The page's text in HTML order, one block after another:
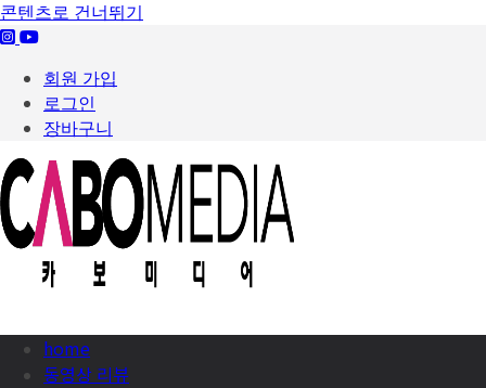
콘텐츠로 건너뛰기
회원 가입
로그인
장바구니
home
동영상 리뷰